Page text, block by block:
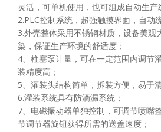
灵活，可单机使用，也可组成自动生产
2.PLC控制系统，超强触摸界面，自动
3.外壳整体采用不锈钢材质，设备美观
染，保证生产环境的舒适度；
4、柱塞泵计量，可在一定范围内调节
装精度高；
5、灌装头结构简单，拆装方便，易于
6.灌装系统具有防滴漏系统；
7、电磁振动器单独控制，可调节喷嘴
节调节器旋钮获得所需的送盖速度；